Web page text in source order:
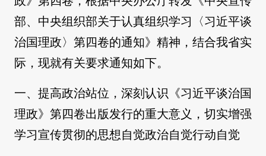
部、中央组织部关于认真组织学习〈习近平谈
治国理政〉第四卷的通知》精神，结合我省实
际，现就有关要求通知如下。
一、提高政治站位，深刻认识《习近平谈治国
理政》第四卷出版发行的重大意义，切实增强
学习宣传贯彻的思想自觉政治自觉行动自觉